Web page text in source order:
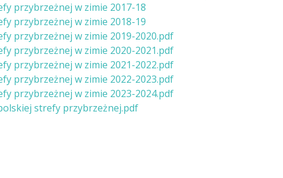
przybrzeżnej w zimie 2017-18
przybrzeżnej w zimie 2018-19
przybrzeżnej w zimie 2019-2020.pdf
przybrzeżnej w zimie 2020-2021.pdf
przybrzeżnej w zimie 2021-2022.pdf
przybrzeżnej w zimie 2022-2023.pdf
przybrzeżnej w zimie 2023-2024.pdf
strefy przybrzeżnej.pdf